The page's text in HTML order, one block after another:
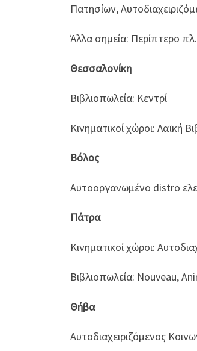
Πατησίων,
Άλλα σημεία: Περίπτερο
Θεσσαλονίκη
Βιβλιοπωλεία: Κεντρί
Κινηματικοί χώροι: Λαϊκή
Βόλος
Αυτοοργανωμένο distro
Πάτρα
Κινηματικοί χώροι:
Βιβλιοπωλεία: Nouveau,
Θήβα
Αυτοδιαχειριζόμενος